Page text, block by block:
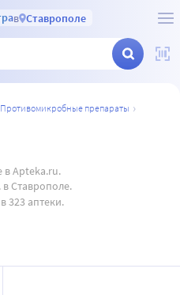
в Ставрополе
противомикробные препараты
в Apteka.ru.
Ставрополе.
323 аптеки.